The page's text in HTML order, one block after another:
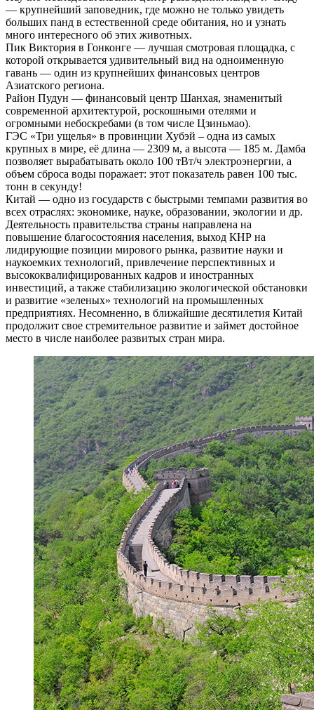
— крупнейший заповедник, где можно не только увидеть
больших панд в естественной среде обитания, но и узнать
много интересного об этих животных.
Пик Виктория в Гонконге — лучшая смотровая площадка, с
которой открывается удивительный вид на одноименную
гавань — один из крупнейших финансовых центров
Азиатского региона.
Район Пудун — финансовый центр Шанхая, знаменитый
современной архитектурой, роскошными отелями и
огромными небоскребами (в том числе Цзиньмао).
ГЭС «Три ущелья» в провинции Хубэй – одна из самых
крупных в мире, её длина — 2309 м, а высота — 185 м. Дамба
позволяет вырабатывать около 100 тВт/ч электроэнергии, а
объем сброса воды поражает: этот показатель равен 100 тыс.
тонн в секунду!
Китай — одно из государств с быстрыми темпами развития во
всех отраслях: экономике, науке, образовании, экологии и др.
Деятельность правительства страны направлена на
повышение благосостояния населения, выход КНР на
лидирующие позиции мирового рынка, развитие науки и
наукоемких технологий, привлечение перспективных и
высококвалифицированных кадров и иностранных
инвестиций, а также стабилизацию экологической обстановки
и развитие «зеленых» технологий на промышленных
предприятиях. Несомненно, в ближайшие десятилетия Китай
продолжит свое стремительное развитие и займет достойное
место в числе наиболее развитых стран мира.